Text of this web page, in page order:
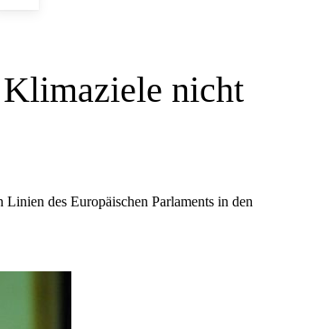
nicht
des Europäischen Parlaments in den